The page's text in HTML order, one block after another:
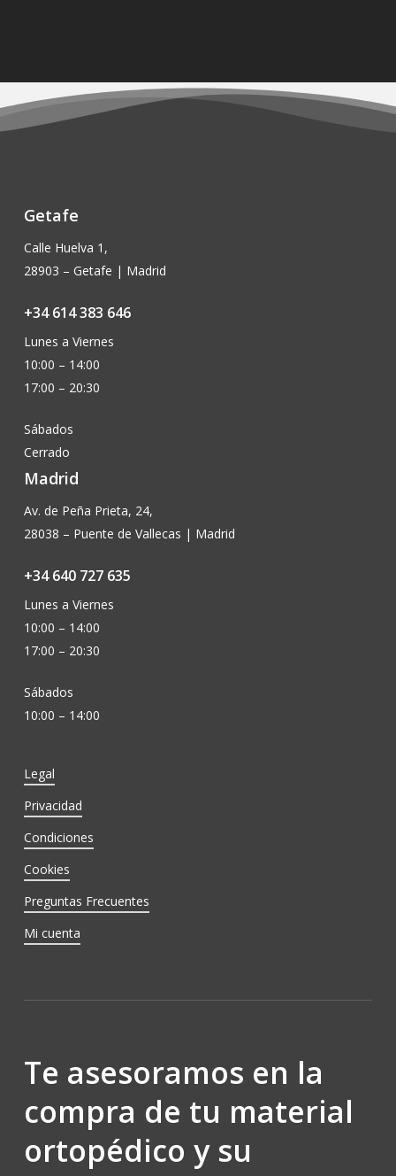
Getafe
Calle Huelva 1,
28903 – Getafe | Madrid
+34 614 383 646
Lunes a Viernes
10:00 – 14:00
17:00 – 20:30
Sábados
Cerrado
Madrid
Av. de Peña Prieta, 24,
28038 – Puente de Vallecas | Madrid
+34 640 727 635
Lunes a Viernes
10:00 – 14:00
17:00 – 20:30
Sábados
10:00 – 14:00
Legal
Privacidad
Condiciones
Cookies
Preguntas Frecuentes
Mi cuenta
Te asesoramos en la
compra de tu material
ortopédico y su